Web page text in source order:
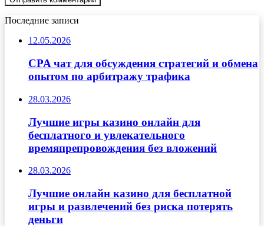
Последние записи
12.05.2026
CPA чат для обсуждения стратегий и обмена
опытом по арбитражу трафика
28.03.2026
Лучшие игры казино онлайн для
бесплатного и увлекательного
времяпрепровождения без вложений
28.03.2026
Лучшие онлайн казино для бесплатной
игры и развлечений без риска потерять
деньги